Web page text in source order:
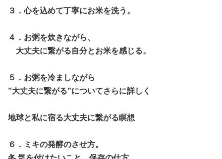
３．心を込めて丁寧にお米を洗う。
４．お粥を炊きながら、
大丈夫に繋がる自分とお米を感じる。
５．お粥を冷ましながら
”大丈夫に繋がる”についてさらに詳しく
地球と私に宿る大丈夫に繋がる瞑想
６．ミキの発酵のさせ方。